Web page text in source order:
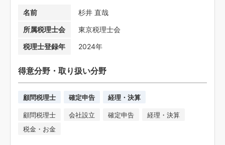
名前
杉井 直哉
所属税理士会
東京税理士会
税理士登録年
2024年
得意分野・取り扱い分野
顧問税理士 確定申告 経理・決算
顧問税理士 会社設立 確定申告
経理・決算
税金・お金